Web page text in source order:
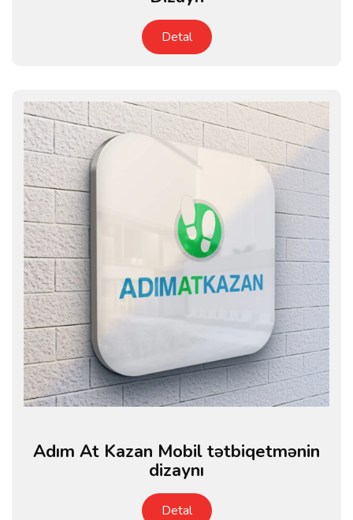
Detal
Adım At Kazan Mobil tətbiqetmənin
dizaynı
Detal